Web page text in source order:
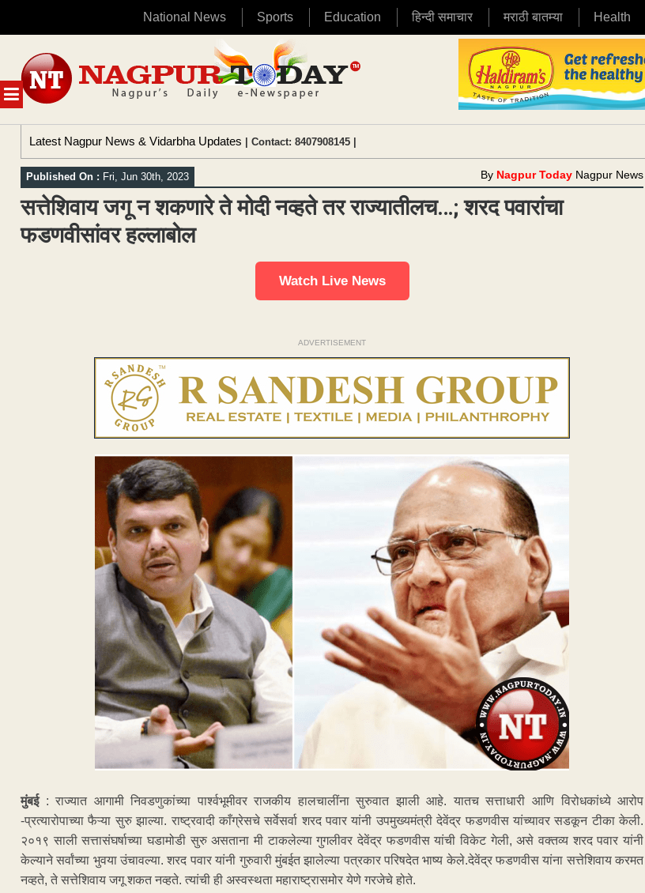
National News Sports Education हिन्दी समाचार मराठी बातम्या Health
MENU
content
Latest Nagpur News & Vidarbha Updates | Contact: 8407908145 |
Published On : Fri, Jun 30th, 2023 By Nagpur Today Nagpur News
सत्तेशिवाय जगू न शकणारे ते मोदी नव्हते तर राज्यातीलच…; शरद पवारांचा
फडणवीसांवर हल्लाबोल
Watch Live News
ADVERTISEMENT
मुंबई : राज्यात आगामी निवडणुकांच्या पार्श्वभूमीवर राजकीय हालचालींना सुरुवात झाली आहे. यातच सत्ताधारी आणि विरोधकांध्ये आरोप
-प्रत्यारोपाच्या फैऱ्या सुरु झाल्या. राष्ट्रवादी काँग्रेसचे सर्वेसर्वा शरद पवार यांनी उपमुख्यमंत्री देवेंद्र फडणवीस यांच्यावर सडकून टीका केली.
२०१९ साली सत्तासंघर्षाच्या घडामोडी सुरु असताना मी टाकलेल्या गुगलीवर देवेंद्र फडणवीस यांची विकेट गेली, असे वक्तव्य शरद पवार यांनी
केल्याने सर्वांच्या भुवया उंचावल्या. शरद पवार यांनी गुरुवारी मुंबईत झालेल्या पत्रकार परिषदेत भाष्य केले.देवेंद्र फडणवीस यांना सत्तेशिवाय करमत
नव्हते, ते सत्तेशिवाय जगू शकत नव्हते. त्यांची ही अस्वस्थता महाराष्ट्रासमोर येणे गरजेचे होते.